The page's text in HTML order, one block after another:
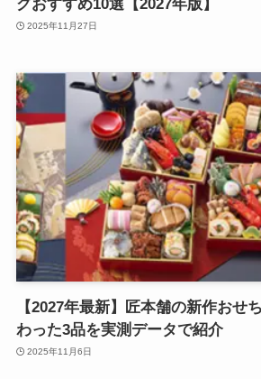
グおすすめ10選【2027年版】
2025年11月27日
【2027年最新】匠本舗の新作おせ
わった3品を実測データで紹介
2025年11月6日